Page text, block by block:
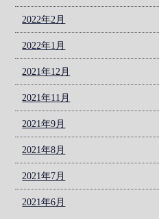
2022年2月
2022年1月
2021年12月
2021年11月
2021年9月
2021年8月
2021年7月
2021年6月